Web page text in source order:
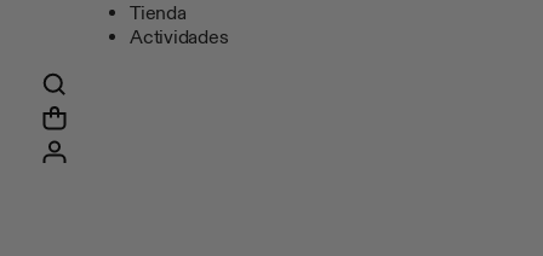
Tienda
Actividades